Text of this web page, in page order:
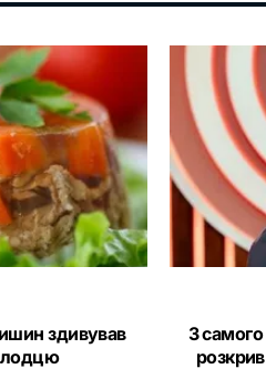
здивував
З